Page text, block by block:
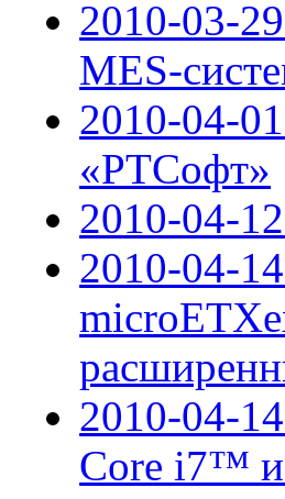
2010-03-
MES-
2010-04-
«РТСофт»
2010-04-
2010-04-
2010-04-
Core i7™ и